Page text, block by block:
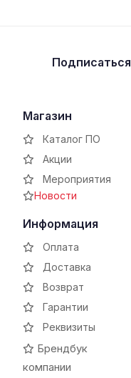
Подписаться
Магазин
Каталог ПО
Акции
Мероприятия
Новости
Информация
Оплата
Доставка
Возврат
Гарантии
Реквизиты
Брендбук
компании